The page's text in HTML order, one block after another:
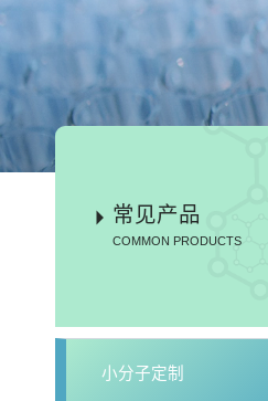
常见产品
COMMON PRODUCTS
小分子定制